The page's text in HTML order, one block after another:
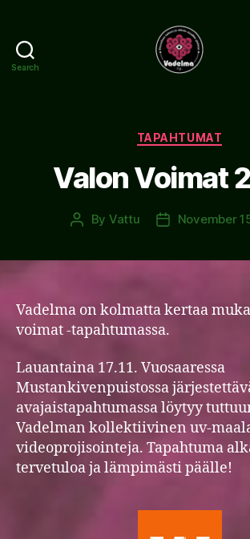
Search
Categories
TAPAHTUMAT
Valon Voimat
Post
By Vattu
PostNovember
Vadelma on kolmatta kertaa
voimat -tapahtumassa.
Lauantaina 17.11. Vuosaaressa
Mustankivenpuistossa
avajaistapahtumassa löytyy
Vadelman kollektiivinen uv-
videoprojisointeja. Tapahtuma
tervetuloa ja lämpimästi päälle!